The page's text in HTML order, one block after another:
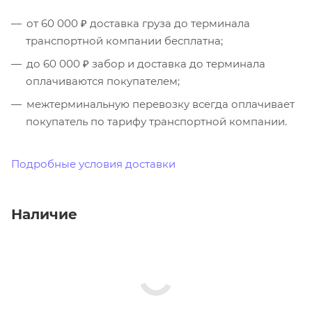
от 60 000 ₽ доставка груза до терминала
транспортной компании бесплатна;
до 60 000 ₽ забор и доставка до терминала
оплачиваются покупателем;
межтерминальную перевозку всегда оплачивает
покупатель по тарифу транспортной компании.
Подробные условия доставки
Наличие